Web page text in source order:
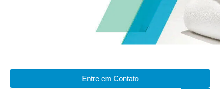
Entre em Contato